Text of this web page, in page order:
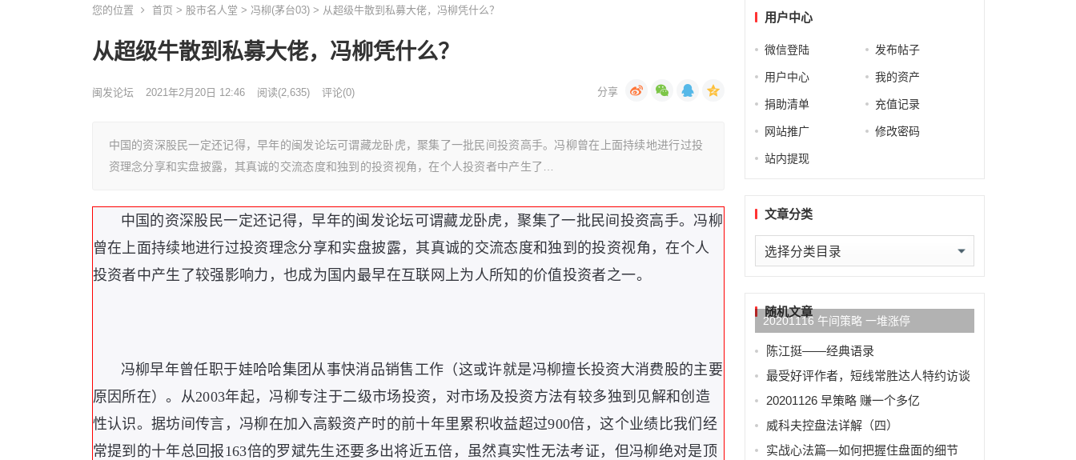
您的位置 首页 > 股市名人堂 > 冯柳(茅台03) > 从超级牛散到私募大佬，冯柳凭什么？
从超级牛散到私募大佬，冯柳凭什么？
闽发论坛 2021年2月20日 12:46 阅读(2,635) 评论(0)
中国的资深股民一定还记得，早年的闽发论坛可谓藏龙卧虎，聚集了一批民间投资高手。冯柳曾在上面持续地进行过投
资理念分享和实盘披露，其真诚的交流态度和独到的投资视角，在个人投资者中产生了…
中国的资深股民一定还记得，早年的闽发论坛可谓藏龙卧虎，聚集了一批民间投资高手。冯柳
曾在上面持续地进行过投资理念分享和实盘披露，其真诚的交流态度和独到的投资视角，在个人
投资者中产生了较强影响力，也成为国内最早在互联网上为人所知的价值投资者之一。
冯柳早年曾任职于娃哈哈集团从事快消品销售工作（这或许就是冯柳擅长投资大消费股的主要
原因所在）。从2003年起，冯柳专注于二级市场投资，对市场及投资方法有较多独到见解和创造
性认识。据坊间传言，冯柳在加入高毅资产时的前十年里累积收益超过900倍，这个业绩比我们经
常提到的十年总回报163倍的罗斌先生还要多出将近五倍，虽然真实性无法考证，但冯柳绝对是顶
用户中心
微信登陆 发布帖子
用户中心 我的资产
捐助清单 充值记录
网站推广 修改密码
站内提现
文章分类
文
章
类随机文章
20201116 午间策略 一堆涨停
陈江挺——经典语录
最受好评作者，短线常胜达人特约访谈
20201126 早策略 赚一个多亿
威科夫控盘法详解（四）
实战心法篇—如何把握住盘面的细节